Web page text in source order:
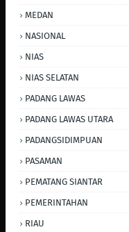
MEDAN
NASIONAL
NIAS
NIAS SELATAN
PADANG LAWAS
PADANG LAWAS UTARA
PADANGSIDIMPUAN
PASAMAN
PEMATANG SIANTAR
PEMERINTAHAN
RIAU